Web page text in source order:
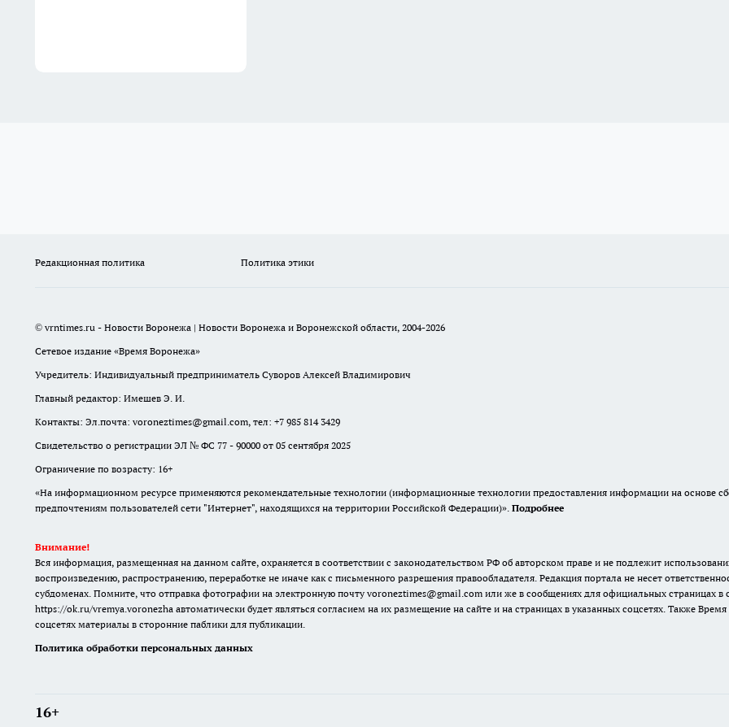
Редакционная политика Политика этики
© vrntimes.ru - Новости Воронежа | Новости Воронежа и Воронежской области, 2004-2026
Сетевое издание «Время Воронежа»
Учредитель: Индивидуальный предприниматель Суворов Алексей Владимирович
Главный редактор: Имешев Э. И.
Контакты: Эл.почта: voroneztimes@gmail.com, тел: +7 985 814 3429
Свидетельство о регистрации ЭЛ № ФС 77 - 90000 от 05 сентября 2025
Ограничение по возрасту: 16+
«На информационном ресурсе применяются рекомендательные технологии (информационные технологии предоставления информации на основе
предпочтениям пользователей сети "Интернет", находящихся на территории Российской Федерации)». Подробнее
Внимание!
Вся информация, размещенная на данном сайте, охраняется в соответствии с законодательством РФ об авторском праве и не подлежит
воспроизведению, распространению, переработке не иначе как с письменного разрешения правообладателя. Редакция портала не несет
субдоменах. Помните, что отправка фотографии на электронную почту voroneztimes@gmail.com или же в сообщениях для официальных страницах в
https://ok.ru/vremya.voronezha автоматически будет являться согласием на их размещение на сайте и на страницах в указанных соцсетях. Также
соцсетях материалы в сторонние паблики для публикации.
Политика обработки персональных данных
16+